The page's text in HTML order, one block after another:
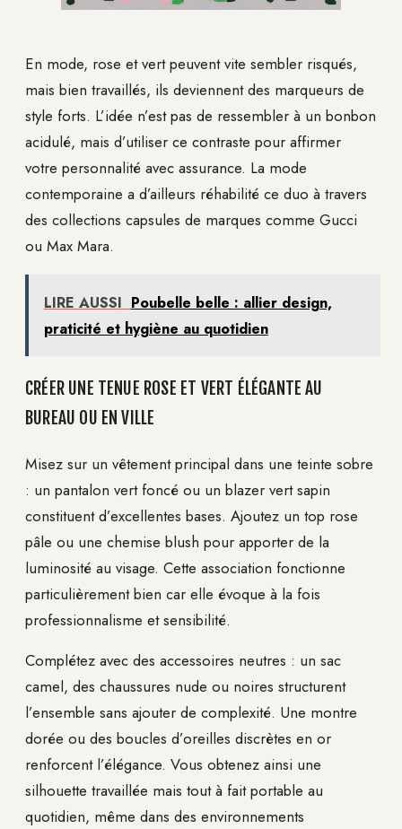
En mode, rose et vert peuvent vite sembler risqués,
mais bien travaillés, ils deviennent des marqueurs de
style forts. L’idée n’est pas de ressembler à un bonbon
acidulé, mais d’utiliser ce contraste pour affirmer
votre personnalité avec assurance. La mode
contemporaine a d’ailleurs réhabilité ce duo à travers
des collections capsules de marques comme Gucci
ou Max Mara.
LIRE AUSSI Poubelle belle : allier design,
praticité et hygiène au quotidien
CRÉER UNE TENUE ROSE ET VERT ÉLÉGANTE AU
BUREAU OU EN VILLE
Misez sur un vêtement principal dans une teinte sobre
: un pantalon vert foncé ou un blazer vert sapin
constituent d’excellentes bases. Ajoutez un top rose
pâle ou une chemise blush pour apporter de la
luminosité au visage. Cette association fonctionne
particulièrement bien car elle évoque à la fois
professionnalisme et sensibilité.
Complétez avec des accessoires neutres : un sac
camel, des chaussures nude ou noires structurent
l’ensemble sans ajouter de complexité. Une montre
dorée ou des boucles d’oreilles discrètes en or
renforcent l’élégance. Vous obtenez ainsi une
silhouette travaillée mais tout à fait portable au
quotidien, même dans des environnements